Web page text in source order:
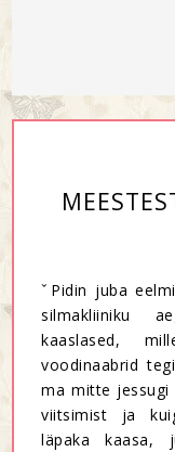
ˇPidin juba
silmakliiniku
kaaslased,
voodinaabrid
ma mitte jessugi
viitsimist ja
läpaka kaasa,